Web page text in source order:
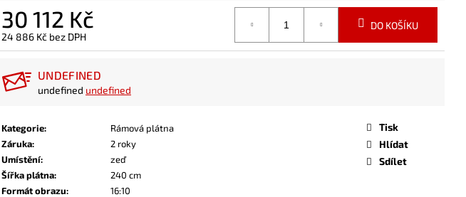
30 112 Kč
24 886 Kč bez DPH
Měrná
DO KOŠÍKU
UNDEFINED
undefined undefined
Kategorie:
Rámová plátna
Záruka:
2 roky
Umístění:
zeď
Šířka plátna:
240 cm
Formát obrazu:
16:10
Tisk
Hlídat
Sdílet